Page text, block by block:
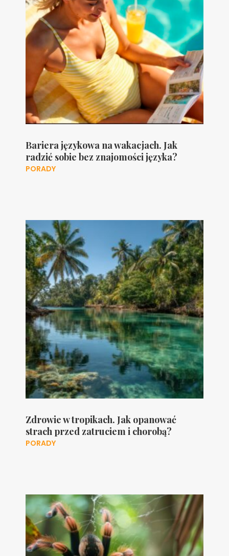
Bariera językowa na wakacjach. Jak
radzić sobie bez znajomości języka?
PORADY
Zdrowie w tropikach. Jak opanować
strach przed zatruciem i chorobą?
PORADY